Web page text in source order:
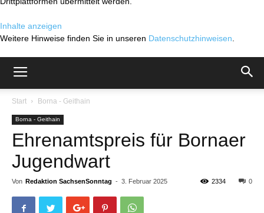
Inhalte anzeigen
Weitere Hinweise finden Sie in unseren Datenschutzhinweisen
Start Borna - Geithain
Borna - Geithain
Ehrenamtspreis für Bornaer
Jugendwart
Von Redaktion SachsenSonntag - 3. Februar 2025 0
2334